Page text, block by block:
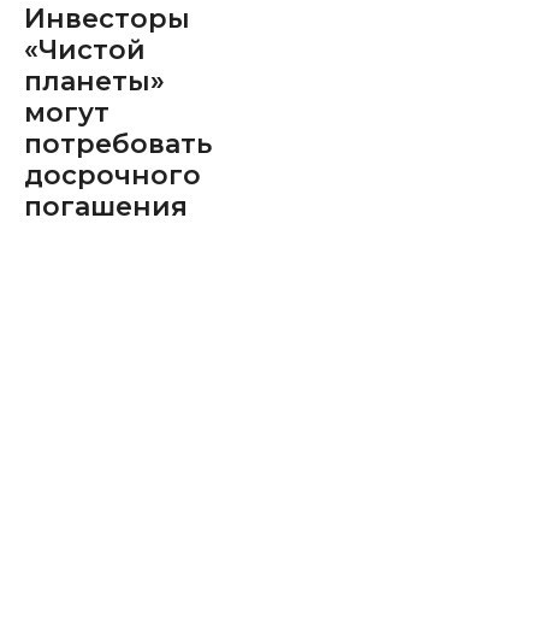
Инвесторы
«Чистой
планеты»
могут
потребовать
досрочного
погашения